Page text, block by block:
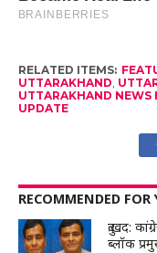
RELATED ITEMS:
UTTARAKHAND
UTTARAKHAND NEWS
UPDATE
RECOMMENDED FOR
दुःखद:
ब्लॉक